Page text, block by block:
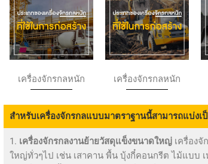
เครื่องจักรกลหนัก เครื่องจักรกลหนัก
สำหรับเครื่องจักรกลแบบมาตราฐานนี้สามารถแบ่ง
1. เครื่องจักรกลงานย้ายวัสดุแข็งขนาดใหญ่ เครื่อง
ใหญ่ทั่วๆไป เช่น เสาคาน พื้น บุ้งกี๋คอนกรีต ไม้แบบ